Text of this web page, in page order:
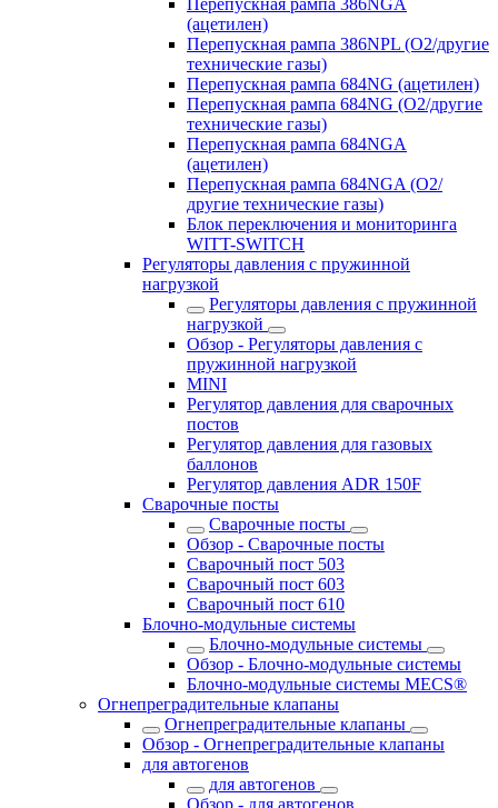
Перепускная рампа 386NGA
(ацетилен)
Перепускная рампа 386NPL (O2/другие
технические газы)
Перепускная рампа 684NG (ацетилен)
Перепускная рампа 684NG (O2/другие
технические газы)
Перепускная рампа 684NGA
(ацетилен)
Перепускная рампа 684NGA (O2/
другие технические газы)
Блок переключения и мониторинга
WITT-SWITCH
Регуляторы давления с пружинной
нагрузкой
Регуляторы давления с пружинной
нагрузкой
Обзор - Регуляторы давления с
пружинной нагрузкой
MINI
Регулятор давления для сварочных
постов
Регулятор давления для газовых
баллонов
Регулятор давления ADR 150F
Сварочные посты
Сварочные посты
Обзор - Сварочные посты
Сварочный пост 503
Сварочный пост 603
Сварочный пост 610
Блочно-модульные системы
Блочно-модульные системы
Обзор - Блочно-модульные системы
Блочно-модульные системы MECS®
Огнепреградительные клапаны
Огнепреградительные клапаны
Обзор - Огнепреградительные клапаны
для автогенов
для автогенов
Обзор - для автогенов